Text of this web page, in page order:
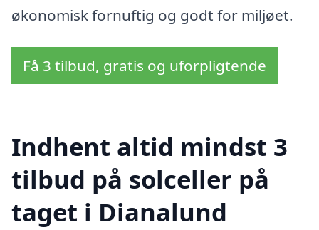
økonomisk fornuftig og godt for miljøet.
Få 3 tilbud, gratis og uforpligtende
Indhent altid mindst 3
tilbud på solceller på
taget i Dianalund